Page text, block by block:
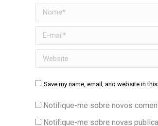
Nome *
E-mail *
Website
Save my name, email, and website in
Notifique-me sobre novos
Notifique-me sobre novas